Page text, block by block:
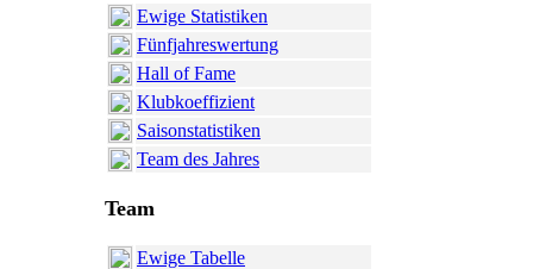
Ewige Statistiken
Fünfjahreswertung
Hall of Fame
Klubkoeffizient
Saisonstatistiken
Team des Jahres
Team
Ewige Tabelle